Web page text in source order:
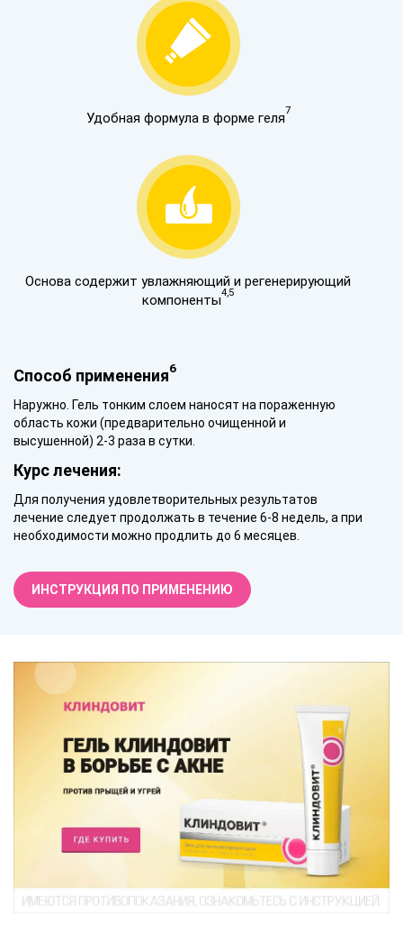
Удобная формула в форме геля7
Основа содержит увлажняющий и регенерирующий
компоненты4,5
Способ применения6
Наружно. Гель тонким слоем наносят на пораженную
область кожи (предварительно очищенной и
высушенной) 2-3 раза в сутки.
Курс лечения:
Для получения удовлетворительных результатов
лечение следует продолжать в течение 6-8 недель, а при
необходимости можно продлить до 6 месяцев.
ИНСТРУКЦИЯ ПО ПРИМЕНЕНИЮ